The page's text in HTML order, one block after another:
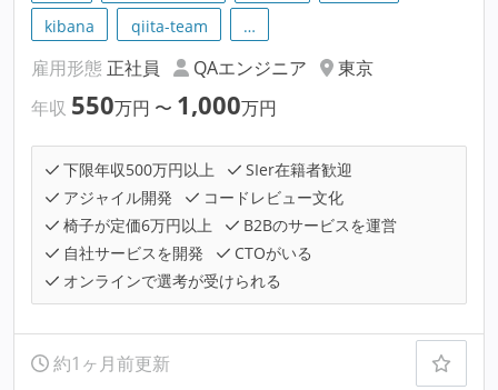
kibana
qiita-team …
雇用形態 正社員 QAエンジニア
東京
年収 550万円 〜 1,000万円
下限年収500万円以上
SIer在籍者歓迎
アジャイル開発
コードレビュー文化
椅子が定価6万円以上
B2Bのサービスを運営
自社サービスを開発
CTOがいる
オンラインで選考が受けられる
約1ヶ月前更新